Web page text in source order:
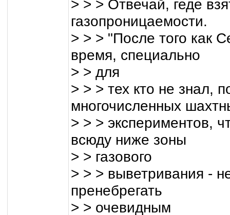
> > > Отвечай, геде
газопроницаемости.
> > > "После того как
время, специально
> > для
> > > тех кто не знал,
многочисленных
> > > экспериментов,
всюду ниже зоны
> > газового
> > > выветривания -
пренебрегать
> > очевидным